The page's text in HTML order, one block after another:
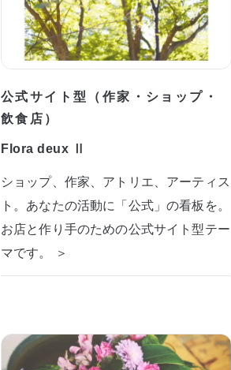
公式サイト型（作家・ショップ・
飲食店）
Flora deux Ⅱ
ショップ、作家、アトリエ、アーティス
ト。あなたの活動に「公式」の看板を。
お店と作り手のための公式サイト型テー
マです。 ＞